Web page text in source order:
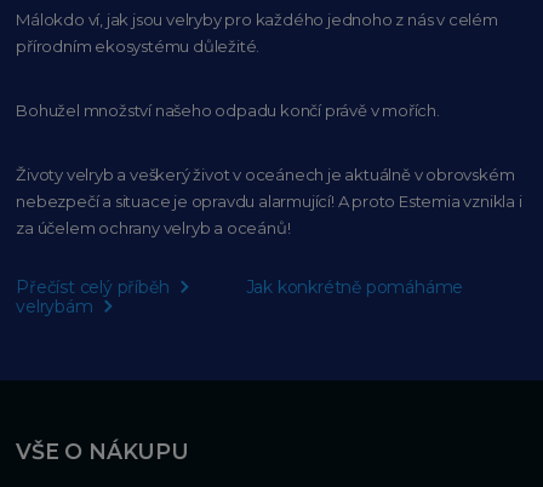
Málokdo ví, jak jsou velryby pro každého jednoho z nás v celém
přírodním ekosystému důležité.
Bohužel množství našeho odpadu končí právě v mořích.
Životy velryb a veškerý život v oceánech je aktuálněv obrovském
nebezpečí a situace je opravdu alarmující! A proto Estemia vznikla i
za účelem ochrany velryb a oceánů!
Přečíst celý příběh
Jak konkrétně pomáháme
velrybám
VŠE O NÁKUPU